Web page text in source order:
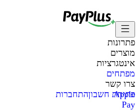
פתרונות
מוצרים
אינטגרציות
מפתחים
צרו קשר
Apple
Pay
פתיחת חשבוןהתחברות